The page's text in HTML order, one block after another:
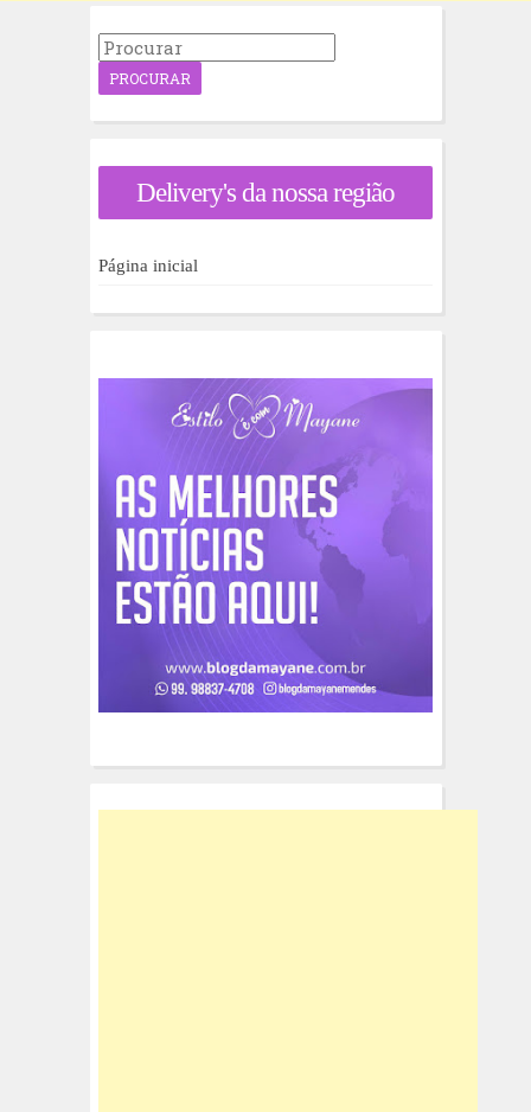
P
r
a
p
r
:
Delivery's da nossa região
Página inicial